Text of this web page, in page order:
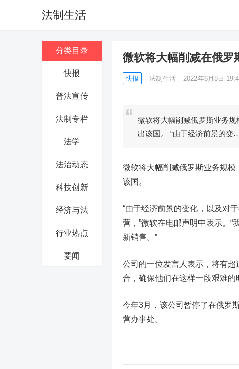
法制生活
分类目录
快报
普法宣传
法制专栏
法学
法治动态
科技创新
经济与法
行业热点
要闻
微软将大幅削减在俄罗
快报 法制生活 2022年6月8日
微软将大幅削减俄罗斯业务
出该国。 “由于经济前景的变
微软将大幅削减俄罗斯业务规
该国。
“由于经济前景的变化，以及对
营，”微软在电邮声明中表示。
新销售。”
公司的一位发言人表示，将有
合，确保他们在这样一段艰难的
今年3月，该公司暂停了在俄罗
营办事处。